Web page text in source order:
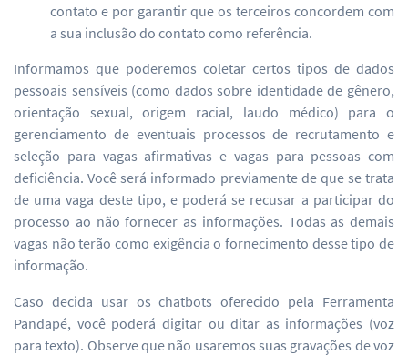
contato e por garantir que os terceiros concordem com
a sua inclusão do contato como referência.
Informamos que poderemos coletar certos tipos de dados
pessoais sensíveis (como dados sobre identidade de gênero,
orientação sexual, origem racial, laudo médico) para o
gerenciamento de eventuais processos de recrutamento e
seleção para vagas afirmativas e vagas para pessoas com
deficiência. Você será informado previamente de que se trata
de uma vaga deste tipo, e poderá se recusar a participar do
processo ao não fornecer as informações. Todas as demais
vagas não terão como exigência o fornecimento desse tipo de
informação.
Caso decida usar os chatbots oferecido pela Ferramenta
Pandapé, você poderá digitar ou ditar as informações (voz
para texto). Observe que não usaremos suas gravações de voz